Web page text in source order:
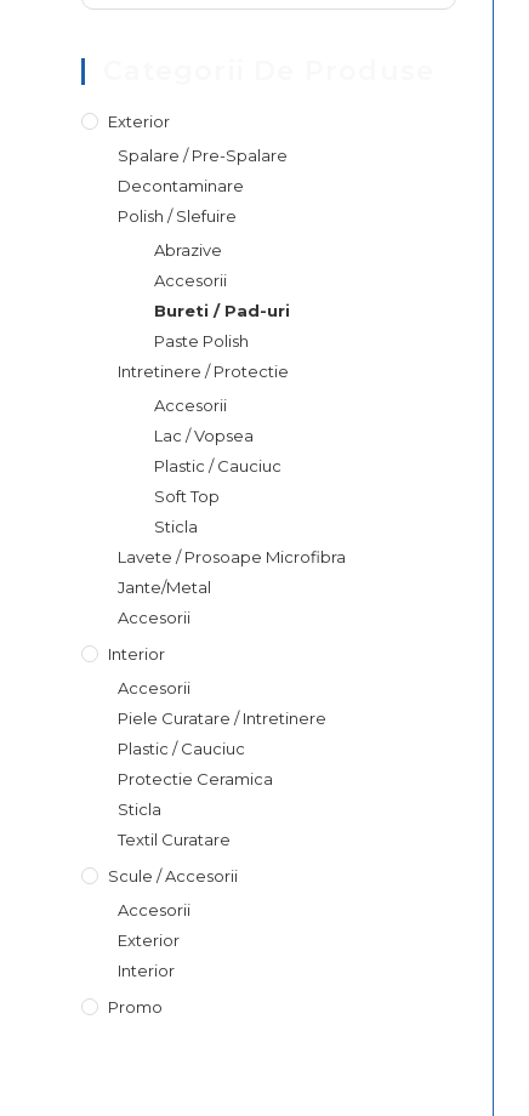
Exterior
Spalare / Pre-Spalare
Decontaminare
Polish / Slefuire
Abrazive
Accesorii
Bureti / Pad-uri
Paste Polish
Intretinere / Protectie
Accesorii
Lac / Vopsea
Plastic / Cauciuc
Soft Top
Sticla
Lavete / Prosoape Microfibra
Jante/Metal
Accesorii
Interior
Accesorii
Piele Curatare / Intretinere
Plastic / Cauciuc
Protectie Ceramica
Sticla
Textil Curatare
Scule / Accesorii
Accesorii
Exterior
Interior
Promo